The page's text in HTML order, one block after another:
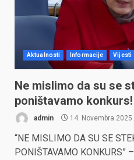
Aktualnosti Informacije Vijesti
Ne mislimo da su se
poništavamo konkurs!
admin 14. Novembra 2025.
“NE MISLIMO DA SU SE
PONIŠTAVAMO